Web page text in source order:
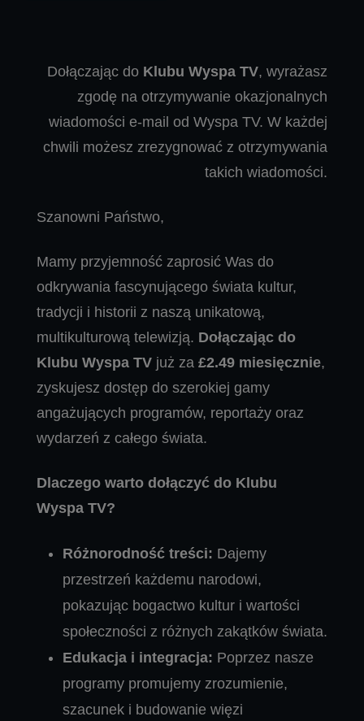
Dołączając do Klubu Wyspa TV, wyrażasz
zgodę na otrzymywanie okazjonalnych
wiadomości e-mail od Wyspa TV. W każdej
chwili możesz zrezygnować z otrzymywania
takich wiadomości.
Szanowni Państwo,
Mamy przyjemność zaprosić Was do
odkrywania fascynującego świata kultur,
tradycji i historii z naszą unikatową,
multikulturową telewizją. Dołączając do
Klubu Wyspa TV już za £2.49 miesięcznie,
zyskujesz dostęp do szerokiej gamy
angażujących programów, reportaży oraz
wydarzeń z całego świata.
Dlaczego warto dołączyć do Klubu
Wyspa TV?
Różnorodność treści: Dajemy
przestrzeń każdemu narodowi,
pokazując bogactwo kultur i wartości
społeczności z różnych zakątków świata.
Edukacja i integracja: Poprzez nasze
programy promujemy zrozumienie,
szacunek i budowanie więzi